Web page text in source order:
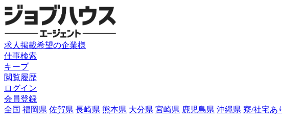
求人掲載希望の企業様
仕事検索
キープ
閲覧履歴
ログイン
会員登録
全国 福岡県 佐賀県 長崎県 熊本県 大分県 宮崎県 鹿児島県 沖縄県 寮/社宅あ